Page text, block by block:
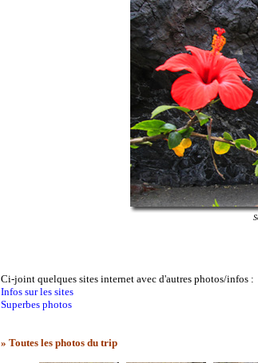
Ci-joint quelques sites internet avec d'autres photos/infos :
Infos sur les sites
Superbes photos
» Toutes les photos du trip